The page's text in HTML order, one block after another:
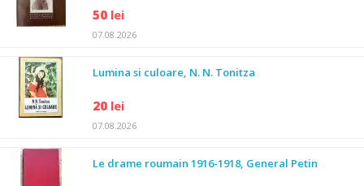
50 lei
07.08.2026
Lumina si culoare, N. N. Tonitza
20 lei
07.08.2026
Le drame roumain 1916-1918, General Petin